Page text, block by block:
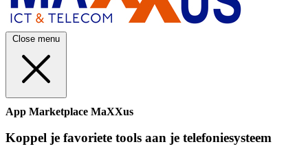
Close menu
App Marketplace MaXXus
Koppel je favoriete tools aan je telefoniesysteem